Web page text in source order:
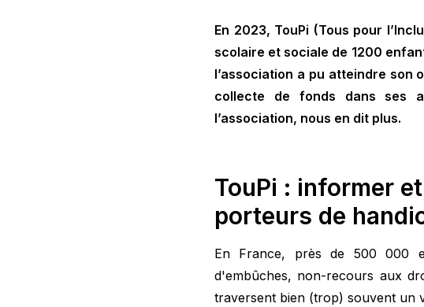
En 2023, TouPi (Tous pour
scolaire et sociale de 1200
l’association a pu atteindre son
collecte de fonds dans ses
l’association, nous en dit plus.
TouPi : informer
porteurs de
En France, près de 500 000
d'embûches, non-recours aux
traversent bien (trop) souvent un